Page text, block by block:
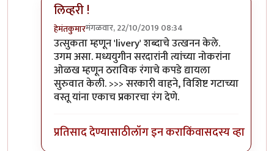
लिव्हरी !
हेमंतकुमारमंगळवार, 22/10/2019 08:34
In reply toलिव्हरी म्हणजेbyजेम्स वांड
उत्सुकता म्हणून 'livery' शब्दाचे उत्खनन केले.
उगम असा. मध्ययुगीन सरदारांनी त्यांच्या नोकरांना
ओळख म्हणून ठराविक रंगाचे कपडे द्यायला
सुरुवात केली. >>> सरकारी वाहने, विशिष्ट गटाच्या
वस्तू यांना एकाच प्रकारचा रंग देणे.
प्रतिसाद देण्यासाठीलॉग इन कराकिंवासदस्य व्हा